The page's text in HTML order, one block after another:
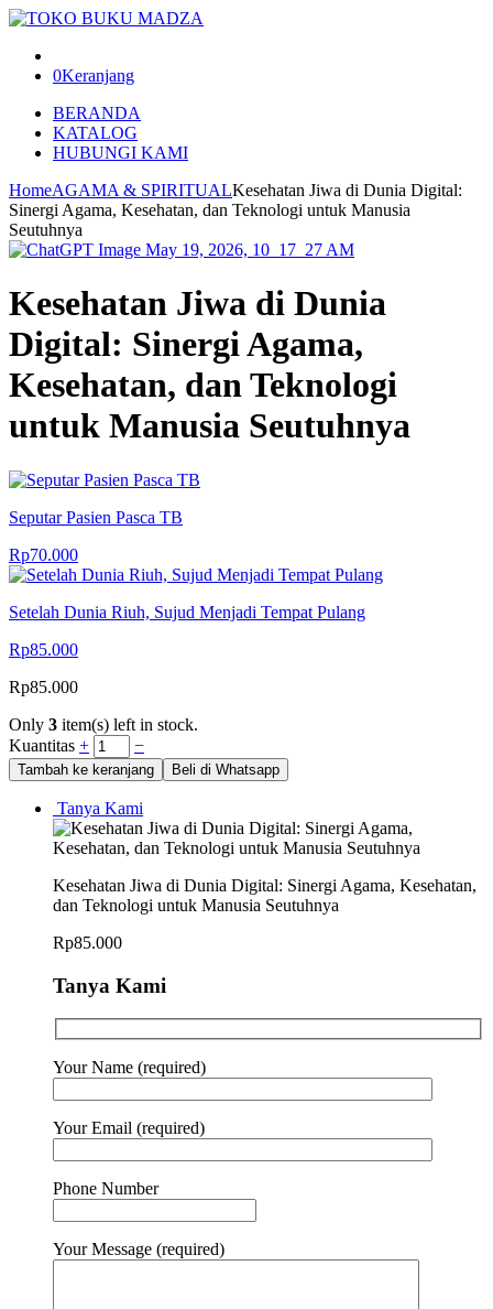
0Keranjang
BERANDA
KATALOG
HUBUNGI KAMI
HomeAGAMA & SPIRITUALKesehatan Jiwa di Dunia Digital:
Sinergi Agama, Kesehatan, dan Teknologi untuk Manusia
Seutuhnya
Kesehatan Jiwa di Dunia
Digital: Sinergi Agama,
Kesehatan, dan Teknologi
untuk Manusia Seutuhnya
Seputar Pasien Pasca TB
Rp70.000
Setelah Dunia Riuh, Sujud Menjadi Tempat Pulang
Rp85.000
Rp85.000
Only 3 item(s) left in stock.
Kuantitas + −
Tambah ke keranjang Beli di Whatsapp
Tanya Kami
Kesehatan Jiwa di Dunia Digital: Sinergi Agama, Kesehatan,
dan Teknologi untuk Manusia Seutuhnya
Rp85.000
Tanya Kami
Your Name (required)
Your Email (required)
Phone Number
Your Message (required)